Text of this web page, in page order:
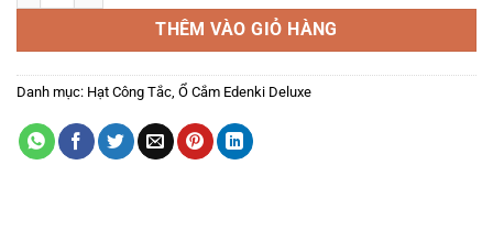
104.000₫.
là:
72.800₫.
THÊM VÀO GIỎ HÀNG
Danh mục: Hạt Công Tắc, Ổ Cắm Edenki Deluxe